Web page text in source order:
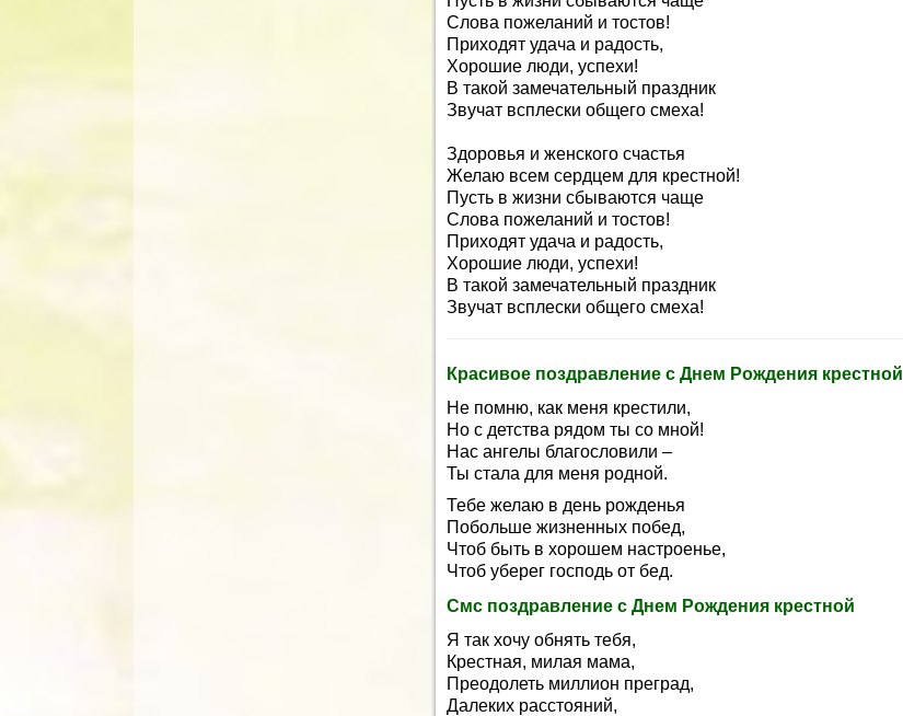
Слова пожеланий и тостов!
Приходят удача и радость,
Хорошие люди, успехи!
В такой замечательный праздник
Звучат всплески общего смеха!
Здоровья и женского счастья
Желаю всем сердцем для крестной!
Пусть в жизни сбываются чаще
Слова пожеланий и тостов!
Приходят удача и радость,
Хорошие люди, успехи!
В такой замечательный праздник
Звучат всплески общего смеха!
Красивое поздравление с Днем Рождения крестной
Не помню, как меня крестили,
Но с детства рядом ты со мной!
Нас ангелы благословили –
Ты стала для меня родной.
Тебе желаю в день рожденья
Побольше жизненных побед,
Чтоб быть в хорошем настроенье,
Чтоб уберег господь от бед.
Смс поздравление с Днем Рождения крестной
Я так хочу обнять тебя,
Крестная, милая мама,
Преодолеть миллион преград,
Далеких расстояний,